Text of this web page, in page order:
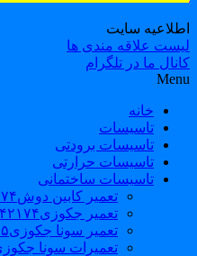
سایت
علاقه مندی ها
ما در تلگرام
خانه
تاسیسات
تاسیسات برودتی
تاسیسات حرارتی
تاسیسات ساختمانی
تعمیر کابین دوش۸۸۰۴۲۱۷۴_فروش کابین دوش
تعمیر جکوزی۸۸۰۴۲۱۷۴_فروش وان_جکوزی
تعمیر سونا جکوزی۰۹۱۲۱۵۰۷۸۲۵#| Sauna | Jacuzzi
تعمیرات سونا جکوزی۰۹۱۲۱۵۰۷۸۲۵_تعمیر سونا بخار